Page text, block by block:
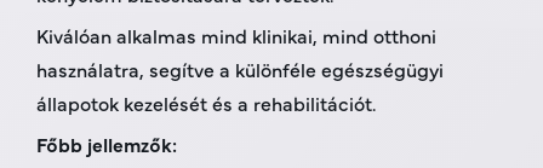
Kiválóan alkalmas mind klinikai, mind otthoni
használatra, segítve a különféle egészségügyi
állapotok kezelését és a rehabilitációt.
Főbb jellemzők: